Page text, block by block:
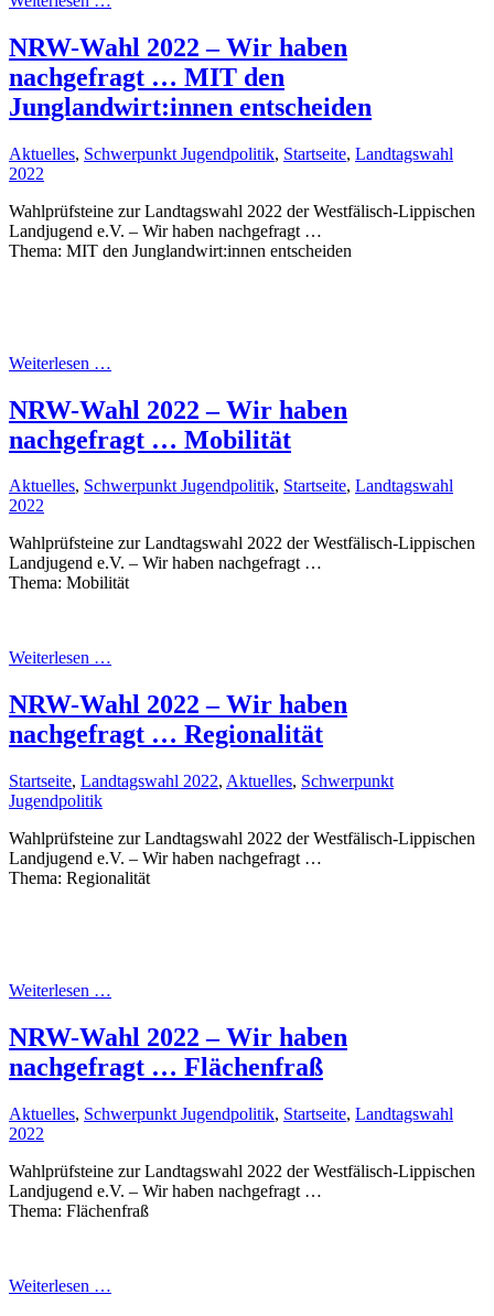
NRW-Wahl 2022 – Wir haben
nachgefragt … MIT den
Junglandwirt:innen entscheiden
Aktuelles, Schwerpunkt Jugendpolitik, Startseite, Landtagswahl
2022
Wahlprüfsteine zur Landtagswahl 2022 der Westfälisch-Lippischen
Landjugend e.V. – Wir haben nachgefragt …
Thema: MIT den Junglandwirt:innen entscheiden
Weiterlesen …
NRW-Wahl 2022 – Wir haben
nachgefragt … Mobilität
Aktuelles, Schwerpunkt Jugendpolitik, Startseite, Landtagswahl
2022
Wahlprüfsteine zur Landtagswahl 2022 der Westfälisch-Lippischen
Landjugend e.V. – Wir haben nachgefragt …
Thema: Mobilität
Weiterlesen …
NRW-Wahl 2022 – Wir haben
nachgefragt … Regionalität
Startseite, Landtagswahl 2022, Aktuelles, Schwerpunkt
Jugendpolitik
Wahlprüfsteine zur Landtagswahl 2022 der Westfälisch-Lippischen
Landjugend e.V. – Wir haben nachgefragt …
Thema: Regionalität
Weiterlesen …
NRW-Wahl 2022 – Wir haben
nachgefragt … Flächenfraß
Aktuelles, Schwerpunkt Jugendpolitik, Startseite, Landtagswahl
2022
Wahlprüfsteine zur Landtagswahl 2022 der Westfälisch-Lippischen
Landjugend e.V. – Wir haben nachgefragt …
Thema: Flächenfraß
Weiterlesen …